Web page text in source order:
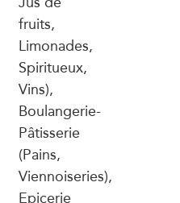
fruits,
Limonades,
Spiritueux,
Vins),
Boulangerie-
Pâtisserie
(Pains,
Viennoiseries),
Epicerie